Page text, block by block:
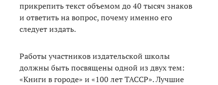
прикрепить текст объемом до 40 тысяч знаков
и ответить на вопрос, почему именно его
следует издать.
Работы участников издательской школы
должны быть посвящены одной из двух тем:
«Книги в городе» и «100 лет ТАССР». Лучшие